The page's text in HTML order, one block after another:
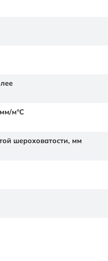
мм/м°С
шероховатости, мм